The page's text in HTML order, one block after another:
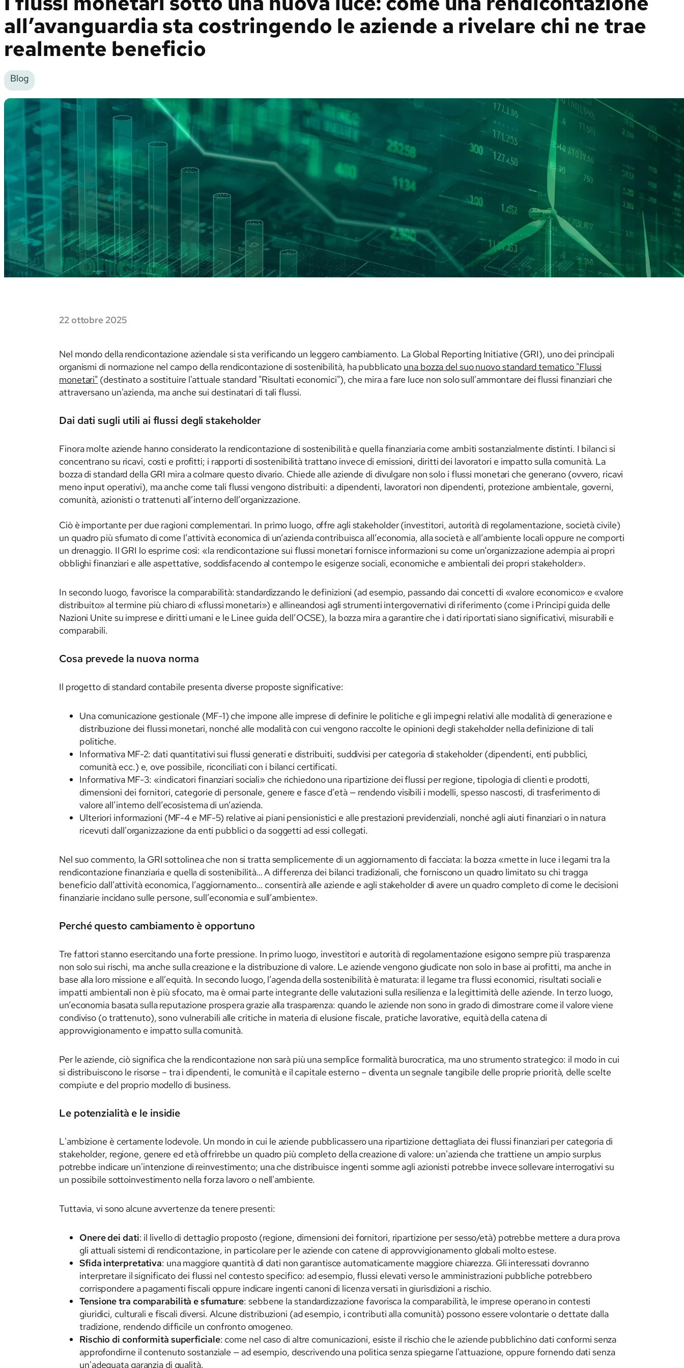
all’avanguardia sta costringendo le aziende a rivelare chi ne trae
realmente beneficio
Blog
22 ottobre 2025
Nel mondo della rendicontazione aziendale si sta verificando un leggero cambiamento. La Global Reporting Initiative (GRI), uno dei principali
organismi di normazione nel campo della rendicontazione di sostenibilità, ha pubblicato una bozza del suo nuovo standard tematico "Flussi
monetari" (destinato a sostituire l'attuale standard "Risultati economici"), che mira a fare luce non solo sull'ammontare dei flussi finanziari che
attraversano un'azienda, ma anche sui destinatari di tali flussi.
Dai dati sugli utili ai flussi degli stakeholder
Finora molte aziende hanno considerato la rendicontazione di sostenibilità e quella finanziaria come ambiti sostanzialmente distinti. I bilanci si
concentrano su ricavi, costi e profitti; i rapporti di sostenibilità trattano invece di emissioni, diritti dei lavoratori e impatto sulla comunità. La
bozza di standard della GRI mira a colmare questo divario. Chiede alle aziende di divulgare non solo i flussi monetari che generano (ovvero, ricavi
meno input operativi), ma anche come tali flussi vengono distribuiti: a dipendenti, lavoratori non dipendenti, protezione ambientale, governi,
comunità, azionisti o trattenuti all’interno dell’organizzazione.
Ciò è importante per due ragioni complementari. In primo luogo, offre agli stakeholder (investitori, autorità di regolamentazione, società civile)
un quadro più sfumato di come l’attività economica di un’azienda contribuisca all’economia, alla società e all’ambiente locali oppure ne comporti
un drenaggio. Il GRI lo esprime così: «la rendicontazione sui flussi monetari fornisce informazioni su come un’organizzazione adempia ai propri
obblighi finanziari e alle aspettative, soddisfacendo al contempo le esigenze sociali, economiche e ambientali dei propri stakeholder».
In secondo luogo, favorisce la comparabilità: standardizzando le definizioni (ad esempio, passando dai concetti di «valore economico» e «valore
distribuito» al termine più chiaro di «flussi monetari») e allineandosi agli strumenti intergovernativi di riferimento (come i Principi guida delle
Nazioni Unite su imprese e diritti umani e le Linee guida dell’OCSE), la bozza mira a garantire che i dati riportati siano significativi, misurabili e
comparabili.
Cosa prevede la nuova norma
Il progetto di standard contabile presenta diverse proposte significative:
Una comunicazione gestionale (MF-1) che impone alle imprese di definire le politiche e gli impegni relativi alle modalità di generazione e
distribuzione dei flussi monetari, nonché alle modalità con cui vengono raccolte le opinioni degli stakeholder nella definizione di tali
politiche.
Informativa MF-2: dati quantitativi sui flussi generati e distribuiti, suddivisi per categoria di stakeholder (dipendenti, enti pubblici,
comunità ecc.) e, ove possibile, riconciliati con i bilanci certificati.
Informativa MF-3: «indicatori finanziari sociali» che richiedono una ripartizione dei flussi per regione, tipologia di clienti e prodotti,
dimensioni dei fornitori, categorie di personale, genere e fasce d’età — rendendo visibili i modelli, spesso nascosti, di trasferimento di
valore all’interno dell’ecosistema di un’azienda.
Ulteriori informazioni (MF-4 e MF-5) relative ai piani pensionistici e alle prestazioni previdenziali, nonché agli aiuti finanziari o in natura
ricevuti dall'organizzazione da enti pubblici o da soggetti ad essi collegati.
Nel suo commento, la GRI sottolinea che non si tratta semplicemente di un aggiornamento di facciata: la bozza «mette in luce i legami tra la
rendicontazione finanziaria e quella di sostenibilità… A differenza dei bilanci tradizionali, che forniscono un quadro limitato su chi tragga
beneficio dall’attività economica, l’aggiornamento… consentirà alle aziende e agli stakeholder di avere un quadro completo di come le decisioni
finanziarie incidano sulle persone, sull’economia e sull’ambiente».
Perché questo cambiamento è opportuno
Tre fattori stanno esercitando una forte pressione. In primo luogo, investitori e autorità di regolamentazione esigono sempre più trasparenza
non solo sui rischi, ma anche sulla creazione e la distribuzione di valore. Le aziende vengono giudicate non solo in base ai profitti, ma anche in
base alla loro missione e all’equità. In secondo luogo, l’agenda della sostenibilità è maturata: il legame tra flussi economici, risultati sociali e
impatti ambientali non è più sfocato, ma è ormai parte integrante delle valutazioni sulla resilienza e la legittimità delle aziende. In terzo luogo,
un’economia basata sulla reputazione prospera grazie alla trasparenza: quando le aziende non sono in grado di dimostrare come il valore viene
condiviso (o trattenuto), sono vulnerabili alle critiche in materia di elusione fiscale, pratiche lavorative, equità della catena di
approvvigionamento e impatto sulla comunità.
Per le aziende, ciò significa che la rendicontazione non sarà più una semplice formalità burocratica, ma uno strumento strategico: il modo in cui
si distribuiscono le risorse – tra i dipendenti, le comunità e il capitale esterno – diventa un segnale tangibile delle proprie priorità, delle scelte
compiute e del proprio modello di business.
Le potenzialità e le insidie
L'ambizione è certamente lodevole. Un mondo in cui le aziende pubblicassero una ripartizione dettagliata dei flussi finanziari per categoria di
stakeholder, regione, genere ed età offrirebbe un quadro più completo della creazione di valore: un'azienda che trattiene un ampio surplus
potrebbe indicare un'intenzione di reinvestimento; una che distribuisce ingenti somme agli azionisti potrebbe invece sollevare interrogativi su
un possibile sottoinvestimento nella forza lavoro o nell'ambiente.
Tuttavia, vi sono alcune avvertenze da tenere presenti:
Onere dei dati: il livello di dettaglio proposto (regione, dimensioni dei fornitori, ripartizione per sesso/età) potrebbe mettere a dura prova
gli attuali sistemi di rendicontazione, in particolare per le aziende con catene di approvvigionamento globali molto estese.
Sfida interpretativa: una maggiore quantità di dati non garantisce automaticamente maggiore chiarezza. Gli interessati dovranno
interpretare il significato dei flussi nel contesto specifico: ad esempio, flussi elevati verso le amministrazioni pubbliche potrebbero
corrispondere a pagamenti fiscali oppure indicare ingenti canoni di licenza versati in giurisdizioni a rischio.
Tensione tra comparabilità e sfumature: sebbene la standardizzazione favorisca la comparabilità, le imprese operano in contesti
giuridici, culturali e fiscali diversi. Alcune distribuzioni (ad esempio, i contributi alla comunità) possono essere volontarie o dettate dalla
tradizione, rendendo difficile un confronto omogeneo.
Rischio di conformità superficiale: come nel caso di altre comunicazioni, esiste il rischio che le aziende pubblichino dati conformi senza
approfondirne il contenuto sostanziale — ad esempio, descrivendo una politica senza spiegarne l'attuazione, oppure fornendo dati senza
un'adeguata garanzia di qualità.